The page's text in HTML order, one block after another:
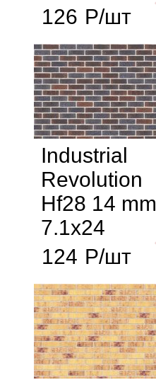
126 Р/шт
Industrial
Revolution
Hf28 14 mm
7.1x24
124 Р/шт